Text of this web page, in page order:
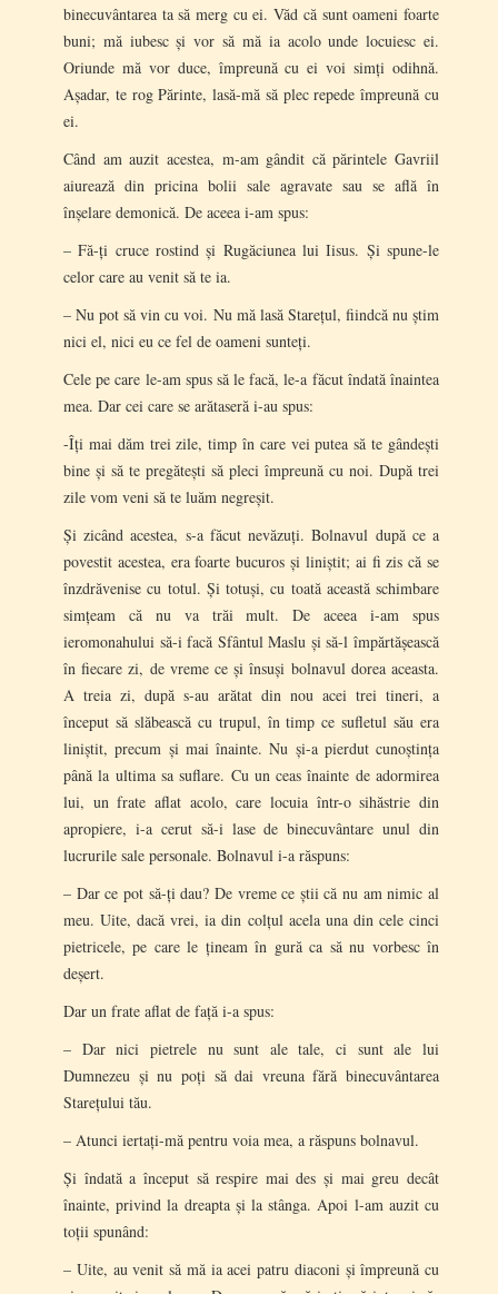
binecuvântarea ta să merg cu ei. Văd că sunt oameni foarte
buni; mă iubesc și vor să mă ia acolo unde locuiesc ei.
Oriunde mă vor duce, împreună cu ei voi simți odihnă.
Așadar, te rog Părinte, lasă-mă să plec repede împreună cu
ei.
Când am auzit acestea, m-am gândit că părintele Gavriil
aiurează din pricina bolii sale agravate sau se află în
înșelare demonică. De aceea i-am spus:
– Fă-ți cruce rostind și Rugăciunea lui Iisus. Și spune-le
celor care au venit să te ia.
– Nu pot să vin cu voi. Nu mă lasă Starețul, fiindcă nu știm
nici el, nici eu ce fel de oameni sunteți.
Cele pe care le-am spus să le facă, le-a făcut îndată înaintea
mea. Dar cei care se arătaseră i-au spus:
-Îți mai dăm trei zile, timp în care vei putea să te gândești
bine și să te pregătești să pleci împreună cu noi. După trei
zile vom veni să te luăm negreșit.
Și zicând acestea, s-a făcut nevăzuți. Bolnavul după ce a
povestit acestea, era foarte bucuros și liniștit; ai fi zis că se
înzdrăvenise cu totul. Și totuși, cu toată această schimbare
simțeam că nu va trăi mult. De aceea i-am spus
ieromonahului să-i facă Sfântul Maslu și să-l împărtășească
în fiecare zi, de vreme ce și însuși bolnavul dorea aceasta.
A treia zi, după s-au arătat din nou acei trei tineri, a
început să slăbească cu trupul, în timp ce sufletul său era
liniștit, precum și mai înainte. Nu și-a pierdut cunoștința
până la ultima sa suflare. Cu un ceas înainte de adormirea
lui, un frate aflat acolo, care locuia într-o sihăstrie din
apropiere, i-a cerut să-i lase de binecuvântare unul din
lucrurile sale personale. Bolnavul i-a răspuns:
– Dar ce pot să-ți dau? De vreme ce știi că nu am nimic al
meu. Uite, dacă vrei, ia din colțul acela una din cele cinci
pietricele, pe care le țineam în gură ca să nu vorbesc în
deșert.
Dar un frate aflat de față i-a spus:
– Dar nici pietrele nu sunt ale tale, ci sunt ale lui
Dumnezeu și nu poți să dai vreuna fără binecuvântarea
Starețului tău.
– Atunci iertați-mă pentru voia mea, a răspuns bolnavul.
Și îndată a început să respire mai des și mai greu decât
înainte, privind la dreapta și la stânga. Apoi l-am auzit cu
toții spunând:
– Uite, au venit să mă ia acei patru diaconi și împreună cu